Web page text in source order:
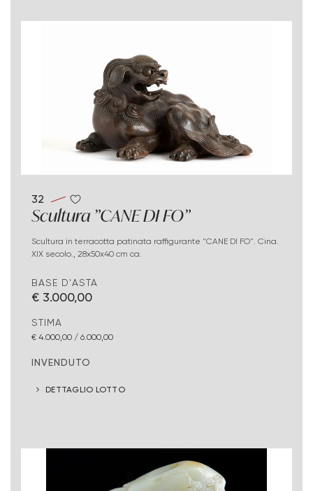
32
Scultura "CANE DI FO"
Scultura in terracotta patinata raffigurante "CANE DI FO". Cina.
XIX secolo., 28x50x40 cm ca.
BASE D'ASTA
€ 3.000,00
STIMA
€ 4.000,00 / 6.000,00
INVENDUTO
DETTAGLIO LOTTO